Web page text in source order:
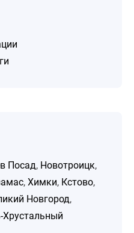
Посад, Новотроицк,
, Химки, Кстово,
Новгород,
Хрустальный